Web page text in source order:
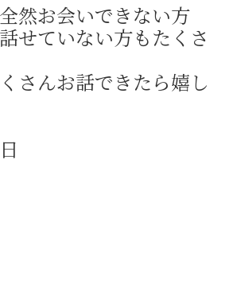
然お会いできない方
せていない方もたくさ
さんお話できたら嬉し